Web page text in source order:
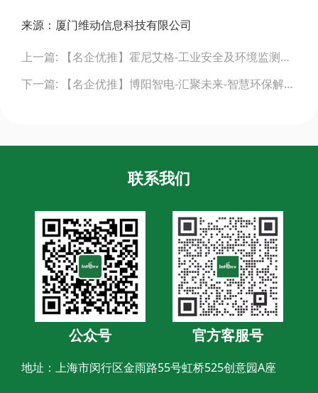
来源：厦门维动信息科技有限公司
navigation
上一篇: 【名企优推】霍尼艾格-工业安全及环境监测系统解决方案
下一篇: 【名企优推】博阳智电-汇聚未来-智慧环保解决方案方案优秀服务商
联系我们
公众号 官方客服号
地址：上海市闵行区金雨路55号虹桥525创意园A座